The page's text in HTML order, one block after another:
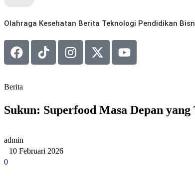
Olahraga Kesehatan Berita Teknologi Pendidikan
Berita
Sukun: Superfood Masa Depan
admin
10 Februari 2026
0